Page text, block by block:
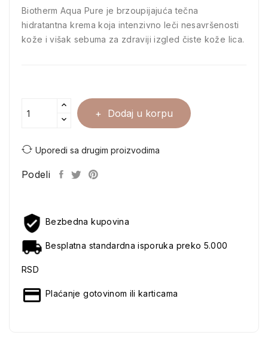
Biotherm Aqua Pure je brzoupijajuća tečna
hidratantna krema koja intenzivno leči nesavršenosti
kože i višak sebuma za zdraviji izgled čiste kože lica.
Dodaj u korpu
Uporedi sa drugim proizvodima
Podeli
Bezbedna kupovina
Besplatna standardna isporuka preko 5.000
RSD
Plaćanje gotovinom ili karticama